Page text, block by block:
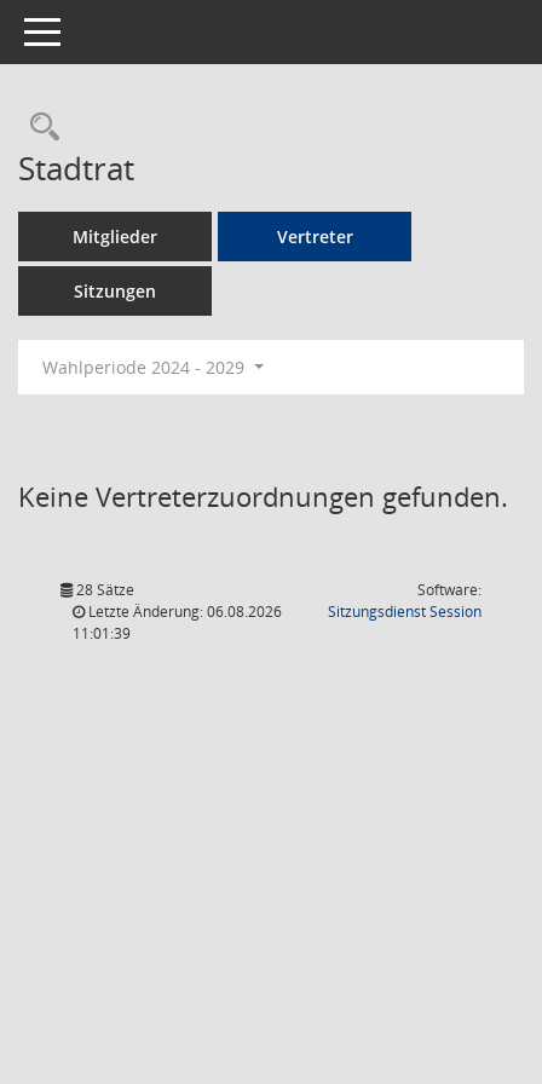
Toggle navigation
Rechercheauswahl
Stadtrat
Mitglieder Vertreter
Sitzungen
Wahlperiode 2024 - 2029
Keine Vertreterzuordnungen gefunden.
28 Sätze
Letzte Änderung: 06.08.2026
11:01:39
Software:
SitzungsdienstSession(Wird in